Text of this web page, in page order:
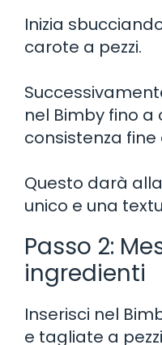
Inizia
carote a pezzi.
nel Bimby fino
consistenza
Questo darà
unico e una
Passo 2:
ingredienti
Inserisci nel
e tagliate a